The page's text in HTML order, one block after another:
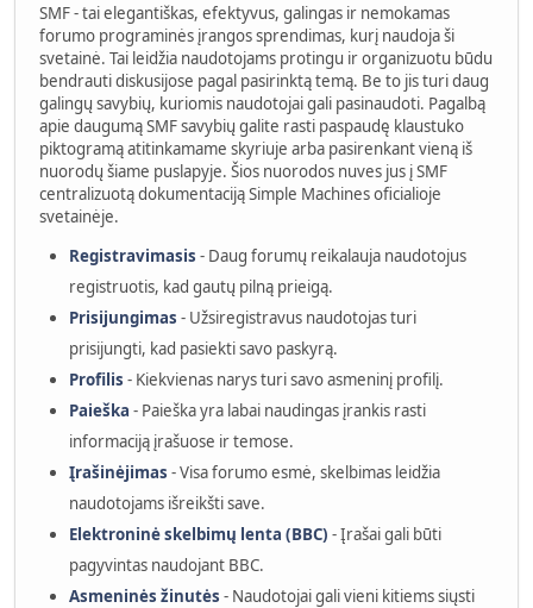
SMF - tai elegantiškas, efektyvus, galingas ir nemokamas
forumo programinės įrangos sprendimas, kurį naudoja ši
svetainė. Tai leidžia naudotojams protingu ir organizuotu būdu
bendrauti diskusijose pagal pasirinktą temą. Be to jis turi daug
galingų savybių, kuriomis naudotojai gali pasinaudoti. Pagalbą
apie daugumą SMF savybių galite rasti paspaudę klaustuko
piktogramą atitinkamame skyriuje arba pasirenkant vieną iš
nuorodų šiame puslapyje. Šios nuorodos nuves jus į SMF
centralizuotą dokumentaciją Simple Machines oficialioje
svetainėje.
Registravimasis - Daug forumų reikalauja naudotojus
registruotis, kad gautų pilną prieigą.
Prisijungimas - Užsiregistravus naudotojas turi
prisijungti, kad pasiekti savo paskyrą.
Profilis - Kiekvienas narys turi savo asmeninį profilį.
Paieška - Paieška yra labai naudingas įrankis rasti
informaciją įrašuose ir temose.
Įrašinėjimas - Visa forumo esmė, skelbimas leidžia
naudotojams išreikšti save.
Elektroninė skelbimų lenta (BBC) - Įrašai gali būti
pagyvintas naudojant BBC.
Asmeninės žinutės - Naudotojai gali vieni kitiems siųsti